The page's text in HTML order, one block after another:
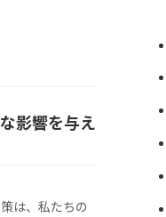
影響を与え
は、私たちの